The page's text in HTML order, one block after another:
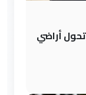
أراضي